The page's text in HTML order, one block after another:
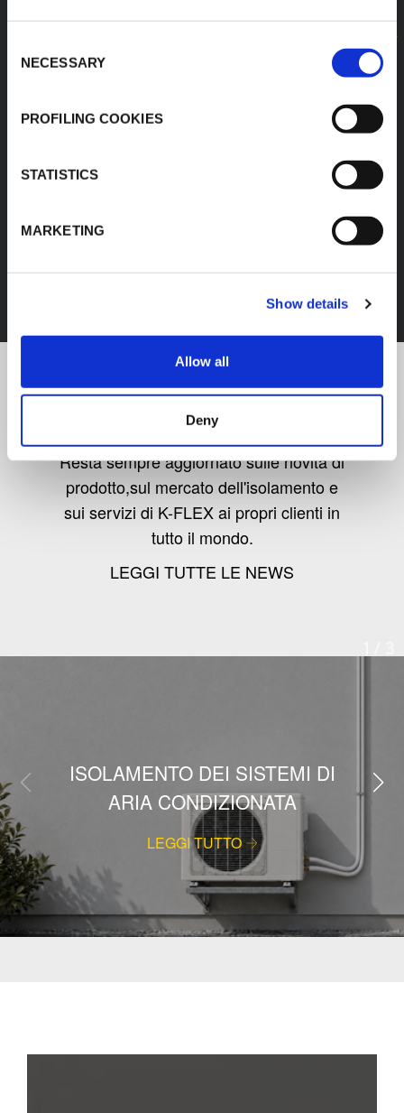
Selection
NECESSARY
PROFILING COOKIES
STATISTICS
MARKETING
Show details
Allow all
Deny
SCOPRI TUTTI I PRODOTTI
K-Flex news
Resta sempre aggiornato sulle novità di
prodotto,sul mercato dell'isolamento e
sui servizi di K-FLEX ai propri clienti in
tutto il mondo.
LEGGI TUTTE LE NEWS
ISOLAMENTO DEI SISTEMI DI
ARIA CONDIZIONATA
LEGGI TUTTO